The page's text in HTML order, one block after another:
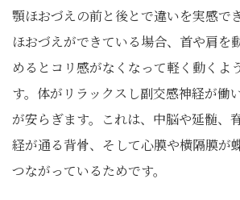
顎ほおづえの前と後とで違いを実感で
ほおづえができている場合、首や肩を
めるとコリ感がなくなって軽く動くよ
す。体がリラックスし副交感神経が働
が安らぎます。これは、中脳や延髄、
経が通る背骨、そして心膜や横隔膜が
つながっているためです。